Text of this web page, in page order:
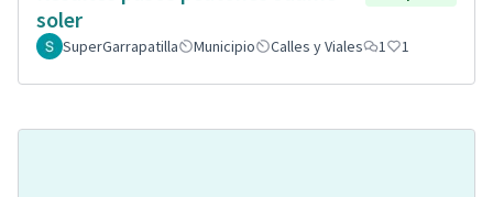
soler
SuperGarrapatilla Municipio Calles y Viales 1 1